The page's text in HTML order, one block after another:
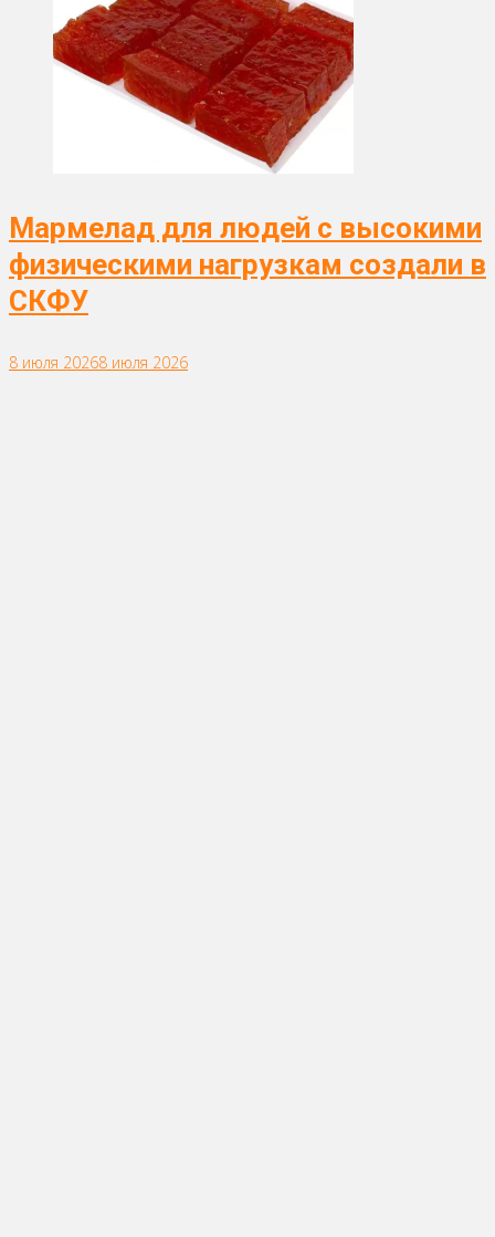
Мармелад для людей с высокими
физическими нагрузкам создали в
СКФУ
8 июля 20268 июля 2026